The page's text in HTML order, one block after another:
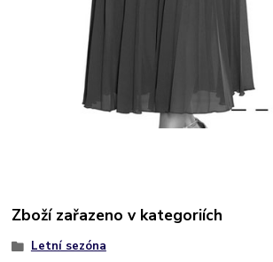
Zboží zařazeno v kategoriích
Letní sezóna